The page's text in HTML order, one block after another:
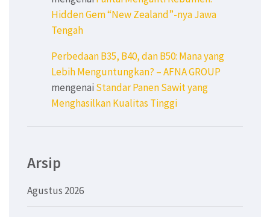
Hidden Gem “New Zealand”-nya Jawa
Tengah
Perbedaan B35, B40, dan B50: Mana yang
Lebih Menguntungkan? – AFNA GROUP
mengenai Standar Panen Sawit yang
Menghasilkan Kualitas Tinggi
Arsip
Agustus 2026